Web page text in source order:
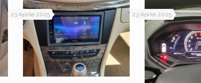
23 Aprile 2025 23 Aprile 2025